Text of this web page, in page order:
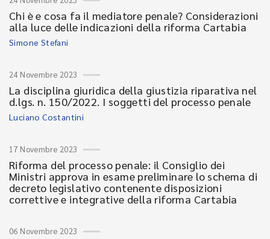
Chi è e cosa fa il mediatore penale? Considerazioni
alla luce delle indicazioni della riforma Cartabia
Simone Stefani
24 Novembre 2023
La disciplina giuridica della giustizia riparativa nel
d.lgs. n. 150/2022. I soggetti del processo penale
Luciano Costantini
17 Novembre 2023
Riforma del processo penale: il Consiglio dei
Ministri approva in esame preliminare lo schema di
decreto legislativo contenente disposizioni
correttive e integrative della riforma Cartabia
06 Novembre 2023